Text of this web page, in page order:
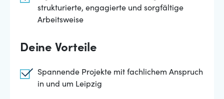
strukturierte, engagierte und sorgfältige
Arbeitsweise
Deine Vorteile
Spannende Projekte mit fachlichem Anspruch
in und um Leipzig